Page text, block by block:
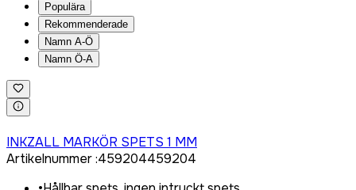
Populära
Rekommenderade
Namn A-Ö
Namn Ö-A
INKZALL MARKÖR SPETS 1 MM
Artikelnummer:459204459204